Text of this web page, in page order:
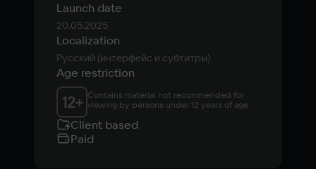
Launch date
20.05.2025
Localization
Русский (интерфейс и субтитры)
Age restriction
12+ Contains material not recommended for
viewing by persons under 12 years of age
Client based
Paid